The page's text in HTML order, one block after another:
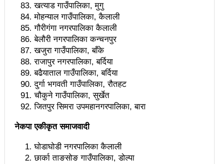
भ्रष्टाचार बिरुद्ध कविता वाचन
बौद्धिक अपाङ्गता भएकाका लागि स्कुलः प्रभावकारी तर बजेट
कम
बालमैत्री नगर घोषणामा पालिकाहरु उदासीन, बजेट अपुग भएको
गुनासो
सेवाघरकी नाइटिङ्गेलः एक्लै हेर्छिन् ११५ जनाको स्वास्थ्य
महानगरका सडकमा बालश्रमिक: अन्य जिल्लाबाट आएकाको
तथ्याङ्क नहुँदा व्यवस्थापनमा समस्या
अनाथलाई प्रदेश सरकारको सहयोगः पढाइ खर्चको जोहो
खत्याड गाउँपालिका, मुगु
मोहन्‍याल गाउँपालिका, कैलाली
गौरीगंगा नगरपालिका कैलाली
बेलौरी नगरपालिका कन्चनपुर
खजुरा गाउँपालिका, बाँके
राजापुर नगरपालिका, बर्दिया
बढैयाताल गाउँपालिका, बर्दिया
दुर्गा भगवती गाउँपालिका, रौतहट
चौकुने गाउँपालिका, सुर्खेत
जितपुर सिमरा उपमहानगरपालिका, बारा
नेकपा एकीकृत समाजवादी
घोडाघोडी नगरपालिका कैलाली
छार्का ताङसोङ गाउँपालिका, डोल्पा